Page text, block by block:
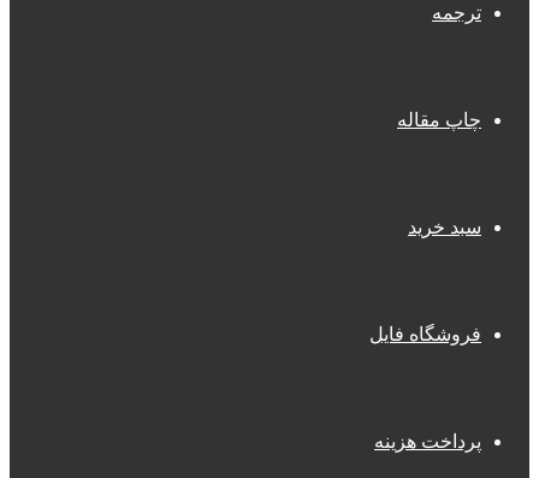
ترجمه
چاپ مقاله
سبد خرید
فروشگاه فایل
پرداخت هزینه